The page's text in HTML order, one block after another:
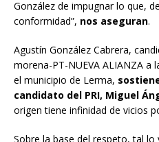
González de impugnar lo que,
conformidad”, nos aseguran.
Agustín González Cabrera,
morena-PT-NUEVA ALIANZA
el municipio de Lerma,
candidato del PRI, Miguel
origen tiene infinidad de vicios
Sobre la base del respeto, tal